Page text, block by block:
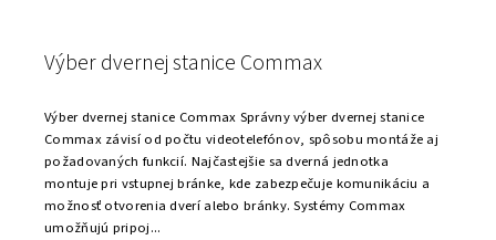
Výber dvernej stanice Commax
Výber dvernej stanice Commax Správny výber dvernej stanice
Commax závisí od počtu videotelefónov, spôsobu montáže aj
požadovaných funkcií. Najčastejšie sa dverná jednotka
montuje pri vstupnej bránke, kde zabezpečuje komunikáciu a
možnosť otvorenia dverí alebo bránky. Systémy Commax
umožňujú pripoj...